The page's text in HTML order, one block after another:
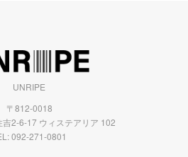
UNRIPE
〒812-0018
2-6-17 ウィステアリア 102
092-271-0801